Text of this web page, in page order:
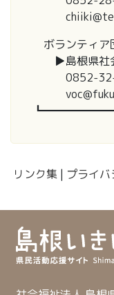
ボランティア
▶島根県社
0852-32-
リンク集 | プライ